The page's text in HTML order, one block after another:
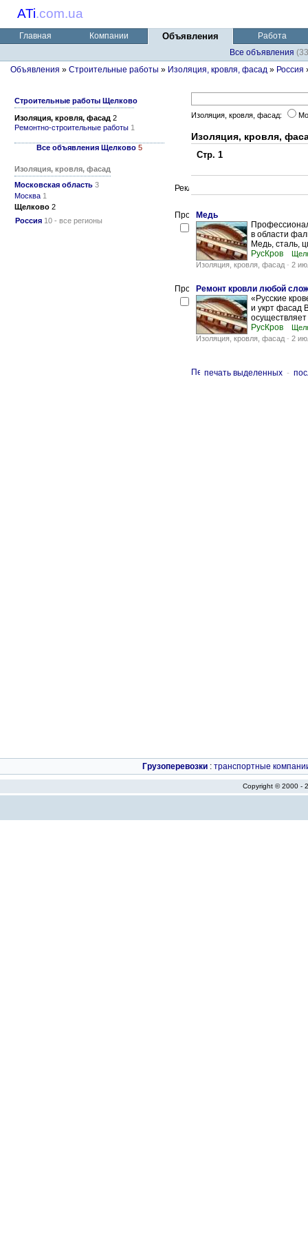
ATi.com.ua
Главная Компании Объявления
Работа
Все объявления
Объявления » Строительные работы » Изоляция, кровля, фасад » Россия
Строительные работы Щелково
Изоляция, кровля, фасад 2
Ремонтно-строительные работы 1
Все объявления Щелково 5
Изоляция, кровля, фасад
Московская область 3
Москва 1
Щелково 2
Россия 10 - все регионы
Изоляция, кровля, фасад:
Изоляция, кровля,
Стр. 1
Медь
в области
Медь, сталь,
РусКров
Изоляция, кровля, фасад - 2
Ремонт кровли любой
«Русские
и укрт фасад
РусКров
Изоляция, кровля, фасад - 2
печать выделенных -
Грузоперевозки : транспортные
Copyright © 2000 -